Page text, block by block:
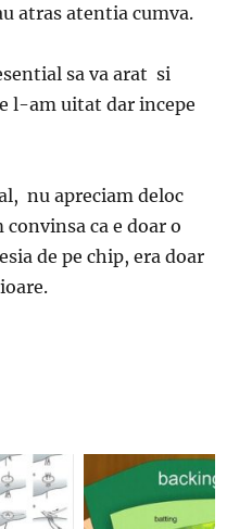
atras atentia cumva.
sa va arat si
l-am uitat dar incepe
nu apreciam deloc
ca e doar o
de pe chip, era doar